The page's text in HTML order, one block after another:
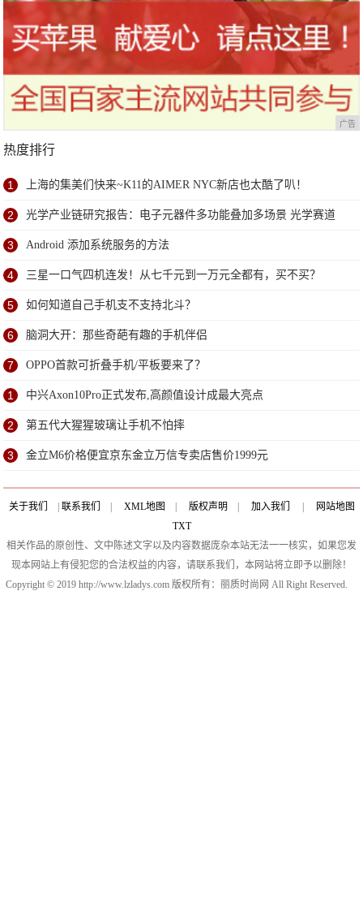
广告
热度排行
1 上海的集美们快来~K11的AIMER NYC新店也太酷了叭！
2 光学产业链研究报告：电子元器件多功能叠加多场景 光学赛道
优且长
3 Android 添加系统服务的方法
4 三星一口气四机连发！从七千元到一万元全都有，买不买？
5 如何知道自己手机支不支持北斗？
6 脑洞大开：那些奇葩有趣的手机伴侣
7 OPPO首款可折叠手机/平板要来了？
1 中兴Axon10Pro正式发布,高颜值设计成最大亮点
2 第五代大猩猩玻璃让手机不怕摔
3 金立M6价格便宜京东金立万信专卖店售价1999元
关于我们 联系我们 XML地图 版权声明 加入我们
网站地图
TXT
相关作品的原创性、文中陈述文字以及内容数据庞杂本站无法一一核实，如果您发
现本网站上有侵犯您的合法权益的内容，请联系我们，本网站将立即予以删除！
Copyright © 2019 http://www.lzladys.com 版权所有：丽质时尚网 All Right Reserved.